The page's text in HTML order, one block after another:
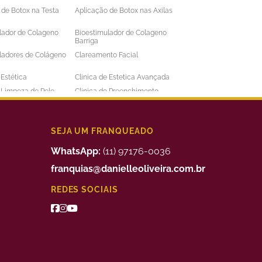
Botox na Testa
Aplicação de Botox nas Axilas
de Colageno
Bioestimulador de Colageno
Barriga
de Colágeno
Clareamento Facial
Clinica de Estetica Avançada
de Pele
Clinica de Preenchimento
Labial
Depilação a Laser Masculina
Preenchimento Facial Valor
Tratamento da Alopecia
de Bigode Chines
Tratamento de Celulite nas
SEJA UM FRANQUEADO
WhatsApp: (11) 97176-0036
franquias@danielleoliveira.com.br
REDES SOCIAIS